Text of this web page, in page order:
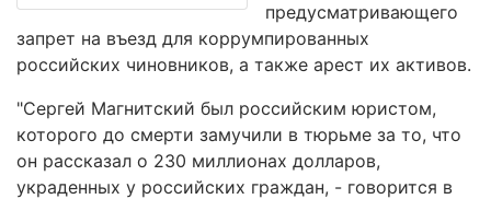
предусматривающего
запрет на въезд для коррумпированных
российских чиновников, а также арест их активов.
"Сергей Магнитский был российским юристом,
которого до смерти замучили в тюрьме за то, что
он рассказал о 230 миллионах долларов,
украденных у российских граждан, - говорится в